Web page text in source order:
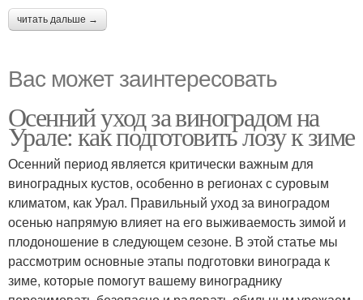
читать дальше →
Вас может заинтересовать
Осенний уход за виноградом на
Урале: как подготовить лозу к зиме
Осенний период является критически важным для
виноградных кустов, особенно в регионах с суровым
климатом, как Урал. Правильный уход за виноградом
осенью напрямую влияет на его выживаемость зимой и
плодоношение в следующем сезоне. В этой статье мы
рассмотрим основные этапы подготовки винограда к
зиме, которые помогут вашему винограднику